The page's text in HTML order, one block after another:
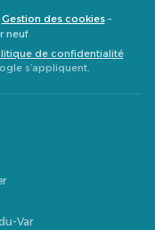
Gestion des cookies–
neuf
de confidentialité
s’appliquent.
Var